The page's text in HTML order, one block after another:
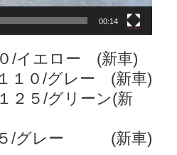
00:14
/イエロー (新車)
１０/グレー (新車)
２５/グリーン(新
５/グレー (新車)